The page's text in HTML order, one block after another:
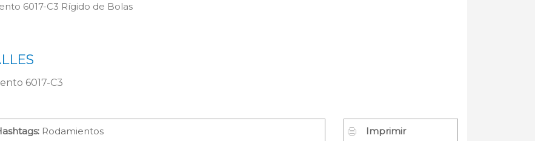
6017-C3 Rígido de Bolas
6017-C3
Rodamientos Imprimir